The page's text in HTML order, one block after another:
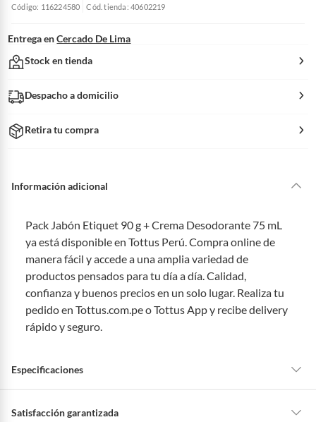
Código: 116224580 Cód. tienda: 40602219
Entrega en Cercado De Lima
Stock en tienda
Despacho a domicilio
Retira tu compra
Información adicional
Pack Jabón Etiquet 90 g + Crema Desodorante 75 mL
ya está disponible en Tottus Perú. Compra online de
manera fácil y accede a una amplia variedad de
productos pensados para tu día a día. Calidad,
confianza y buenos precios en un solo lugar. Realiza tu
pedido en Tottus.com.pe o Tottus App y recibe delivery
rápido y seguro.
Especificaciones
Satisfacción garantizada